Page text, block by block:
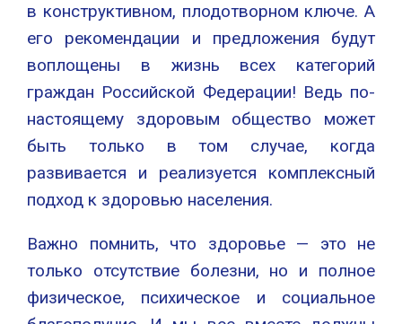
в конструктивном, плодотворном ключе. А
его рекомендации и предложения будут
воплощены в жизнь всех категорий
граждан Российской Федерации! Ведь по-
настоящему здоровым общество может
быть только в том случае, когда
развивается и реализуется комплексный
подход к здоровью населения.
Важно помнить, что здоровье — это не
только отсутствие болезни, но и полное
физическое, психическое и социальное